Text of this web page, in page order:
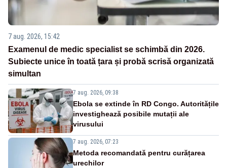
7 aug. 2026, 15:42
Examenul de medic specialist se schimbă din 2026.
Subiecte unice în toată țara și probă scrisă organizată
simultan
7 aug. 2026, 09:38
Ebola se extinde în RD Congo. Autoritățile
investighează posibile mutații ale
virusului
7 aug. 2026, 07:23
Metoda recomandată pentru curățarea
urechilor